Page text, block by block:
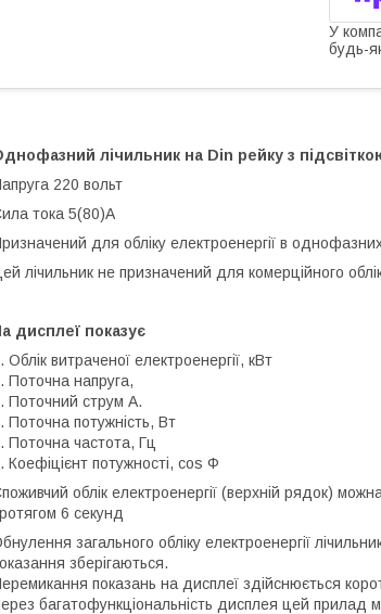
У
будь-
лічильник на Din рейку з
220 вольт
тока 5(80)А
для обліку електроенергії в
лічильник не призначений для комерційного
дисплеї показує
Облік витраченої електроенергії, кВт
Поточна напруга,
Поточний струм А.
Поточна потужність, Вт
Поточна частота, Гц
Коефіцієнт потужності, cos Ф
облік електроенергії (верхній рядок)
6 секунд
загального обліку електроенергії
зберігаються.
показань на дисплеї здійснюється
багатофункціональність дисплея цей прилад